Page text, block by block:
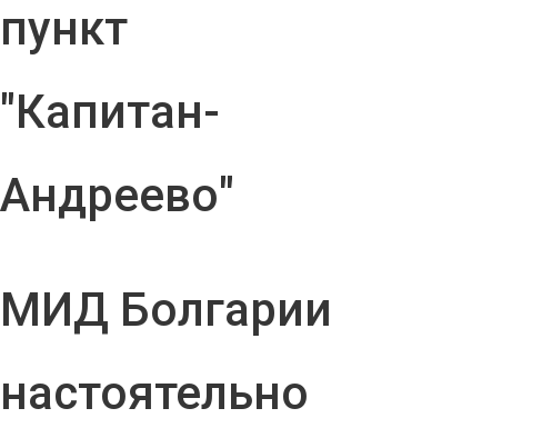
пункт
"Капитан-
Андреево"
МИД Болгарии
настоятельно